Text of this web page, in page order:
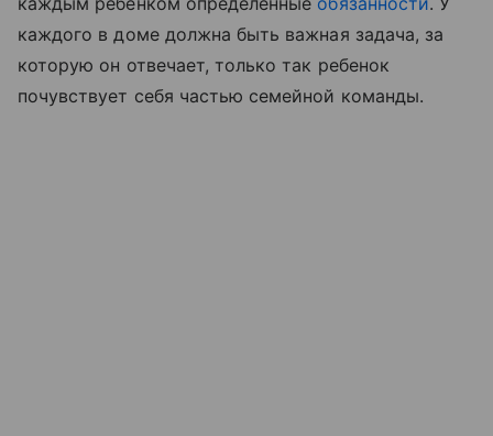
каждого в доме должна быть важная задача, за
которую он отвечает, только так ребенок
почувствует себя частью семейной команды.